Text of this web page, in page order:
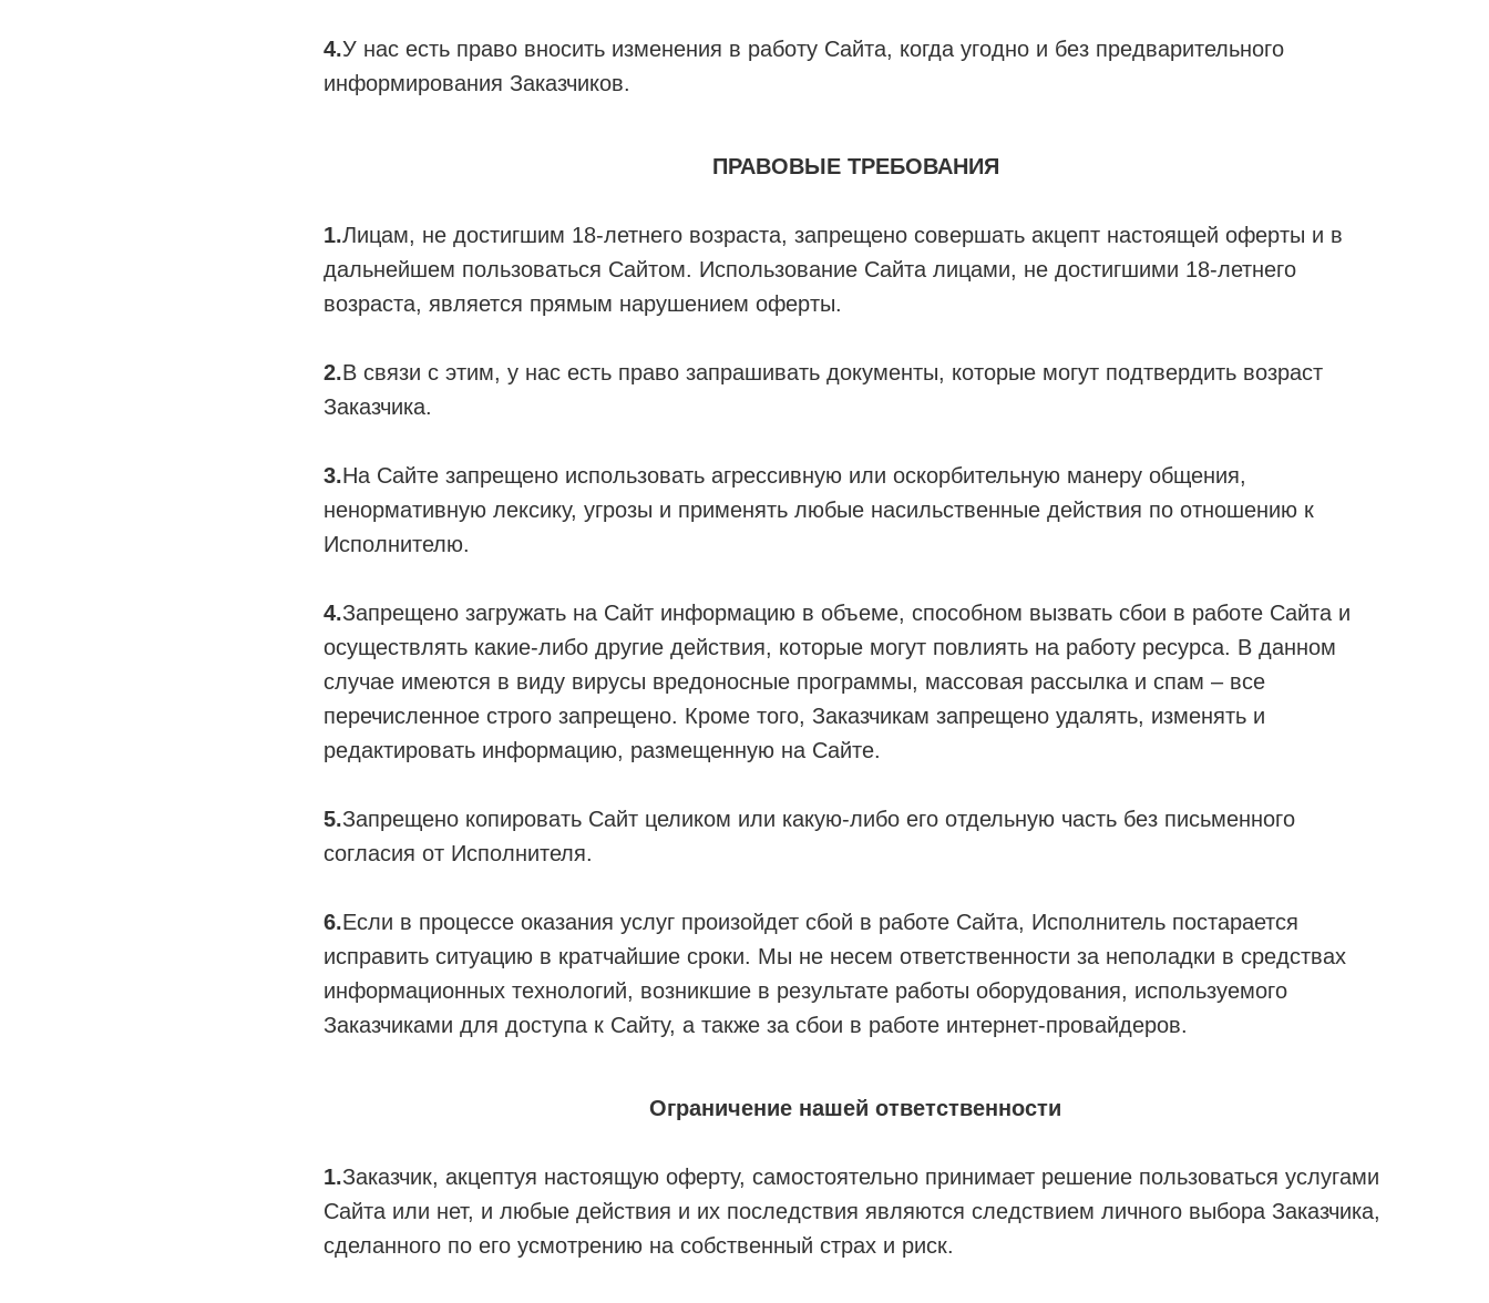
4.У нас есть право вносить изменения в работу Сайта, когда угодно и без предварительного
информирования Заказчиков.
ПРАВОВЫЕ ТРЕБОВАНИЯ
1.Лицам, не достигшим 18-летнего возраста, запрещено совершать акцепт настоящей оферты и в
дальнейшем пользоваться Сайтом. Использование Сайта лицами, не достигшими 18-летнего
возраста, является прямым нарушением оферты.
2.В связи с этим, у нас есть право запрашивать документы, которые могут подтвердить возраст
Заказчика.
3.На Сайте запрещено использовать агрессивную или оскорбительную манеру общения,
ненормативную лексику, угрозы и применять любые насильственные действия по отношению к
Исполнителю.
4.Запрещено загружать на Сайт информацию в объеме, способном вызвать сбои в работе Сайта и
осуществлять какие-либо другие действия, которые могут повлиять на работу ресурса. В данном
случае имеются в виду вирусы вредоносные программы, массовая рассылка и спам – все
перечисленное строго запрещено. Кроме того, Заказчикам запрещено удалять, изменять и
редактировать информацию, размещенную на Сайте.
5.Запрещено копировать Сайт целиком или какую-либо его отдельную часть без письменного
согласия от Исполнителя.
6.Если в процессе оказания услуг произойдет сбой в работе Сайта, Исполнитель постарается
исправить ситуацию в кратчайшие сроки. Мы не несем ответственности за неполадки в средствах
информационных технологий, возникшие в результате работы оборудования, используемого
Заказчиками для доступа к Сайту, а также за сбои в работе интернет-провайдеров.
Ограничение нашей ответственности
1.Заказчик, акцептуя настоящую оферту, самостоятельно принимает решение пользоваться услугами
Сайта или нет, и любые действия и их последствия являются следствием личного выбора Заказчика,
сделанного по его усмотрению на собственный страх и риск.